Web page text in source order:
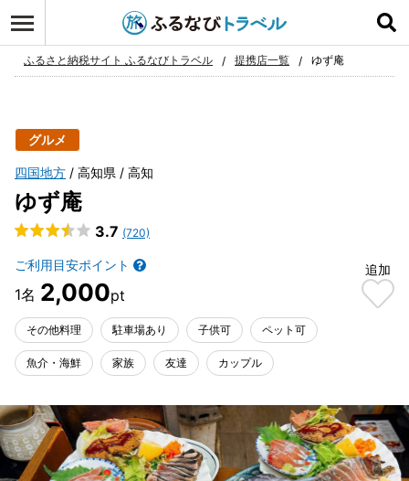
お気に入り
ふるさと納税サイト ふるなびトラベル 提携店一覧 ゆず庵
グルメ
四国地方 高知県 高知
ゆず庵
3.7 (720)
ご利用目安ポイント
2,000
追加
その他料理 駐車場あり 子供可 ペット可
魚介・海鮮 家族 友達 カップル